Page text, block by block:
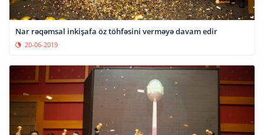
Nar rəqəmsal inkişafa öz töhfəsini verməyə davam edir
20-06-2019